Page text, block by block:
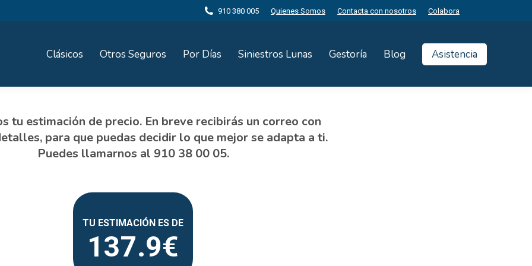
910 380 005 Quienes Somos Contacta con nosotros Colabora
Clásicos Otros Seguros Por Días Siniestros Lunas Gestoría Blog Asistencia
137.9